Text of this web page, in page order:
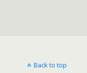
Back to top